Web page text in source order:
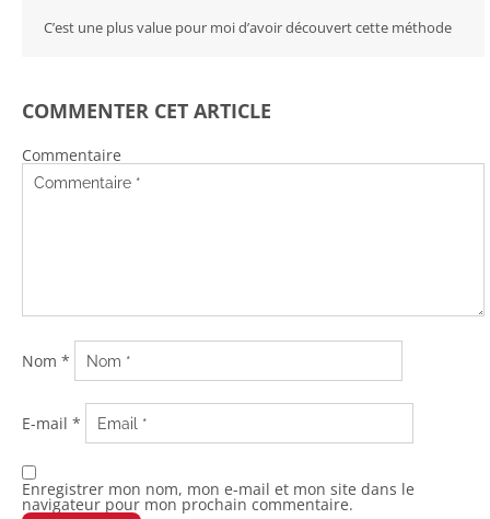
C’est une plus value pour moi d’avoir découvert cette méthode
COMMENTER CET ARTICLE
Commentaire
Nom *
E-mail *
Enregistrer mon nom, mon e-mail et mon site dans le
navigateur pour mon prochain commentaire.